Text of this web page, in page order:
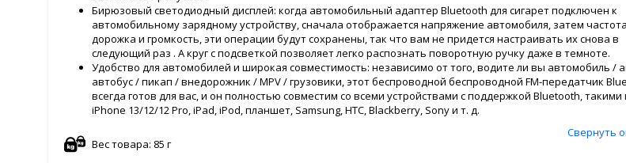
Бирюзовый светодиодный дисплей: когда автомобильный адаптер Bluetooth для сигарет подключен к
автомобильному зарядному устройству, сначала отображается напряжение автомобиля, затем
дорожка и громкость, эти операции будут сохранены, так что вам не придется настраивать их снова в
следующий раз . А круг с подсветкой позволяет легко распознать поворотную ручку даже в темноте.
Удобство для автомобилей и широкая совместимость: независимо от того, водите ли вы автомобиль /
автобус / пикап / внедорожник / MPV / грузовики, этот беспроводной беспроводной FM-передатчик
всегда готов для вас, и он полностью совместим со всеми устройствами с поддержкой Bluetooth, такими
iPhone 13/12/12 Pro, iPad, iPod, планшет, Samsung, HTC, Blackberry, Sony и т. д.
Свернуть
Вес товара: 85 г